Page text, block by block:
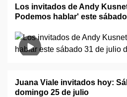
Los invitados de Andy
Podemos hablar' este
Juana Viale invitados hoy:
domingo 25 de julio